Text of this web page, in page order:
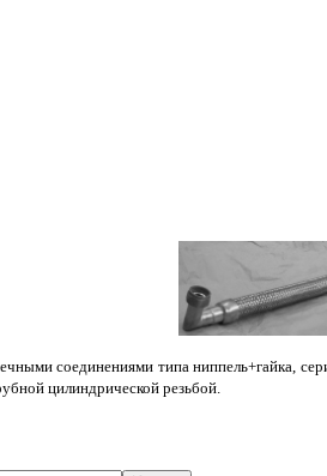
соединениями типа ниппель+гайка,
цилиндрической резьбой.